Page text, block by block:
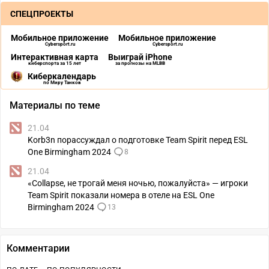
СПЕЦПРОЕКТЫ
Мобильное приложение
Cybersport.ru
Мобильное приложение
Cybersport.ru
Интерактивная карта
киберспорта за 15 лет
Выиграй iPhone
за прогнозы на MLBB
Киберкалендарь
по Миру Танков
Материалы по теме
21.04
Korb3n порассуждал о подготовке Team Spirit перед ESL
One Birmingham 2024
8
21.04
«Collapse, не трогай меня ночью, пожалуйста» — игроки
Team Spirit показали номера в отеле на ESL One
Birmingham 2024
13
Комментарии